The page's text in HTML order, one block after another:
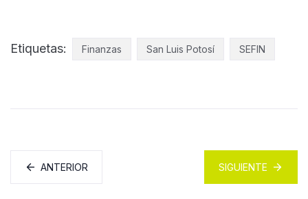
Etiquetas: Finanzas San Luis Potosí SEFIN
ANTERIOR SIGUIENTE